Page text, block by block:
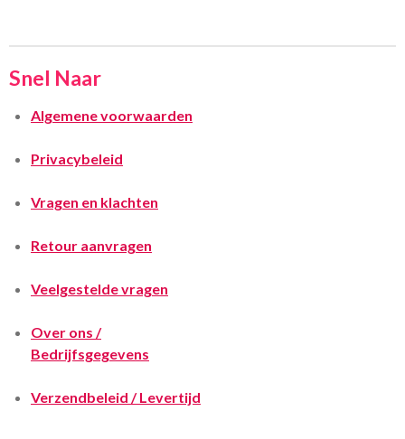
Snel Naar
Algemene voorwaarden
Privacybeleid
Vragen en klachten
Retour aanvragen
Veelgestelde vragen
Over ons /
Bedrijfsgegevens
Verzendbeleid / Levertijd